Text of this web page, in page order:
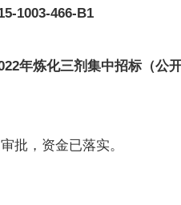
1003-466-B1
年炼化三剂集中招标（公
，资金已落实。